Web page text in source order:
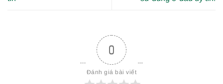
0
Đánh giá bài viết